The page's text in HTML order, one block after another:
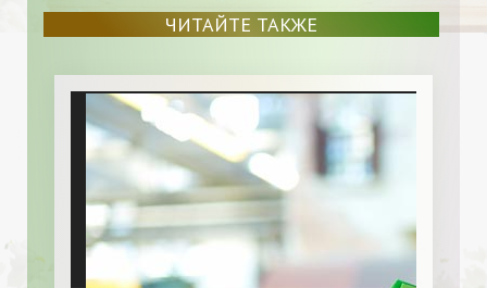
ЧИТАЙТЕ ТАКЖЕ